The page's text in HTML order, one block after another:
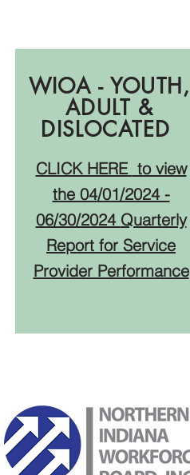
WIOA - YOUTH,
ADULT &
DISLOCATED
CLICK HERE to view
the 04/01/2024 -
06/30/2024 Quarterly
Report for Service
Provider Performance